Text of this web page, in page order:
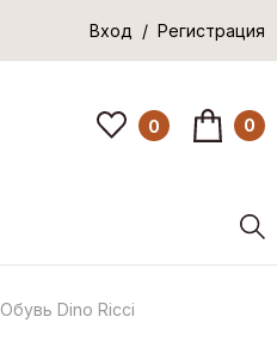
Вход / Регистрация
0 0
Обувь Dino Ricci